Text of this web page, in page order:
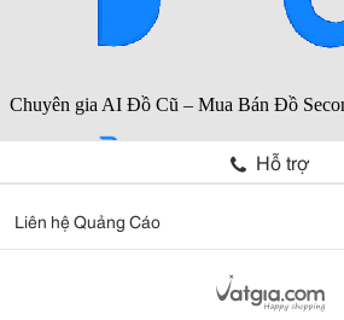
Hỗ trợ
Liên hệ Quảng Cáo